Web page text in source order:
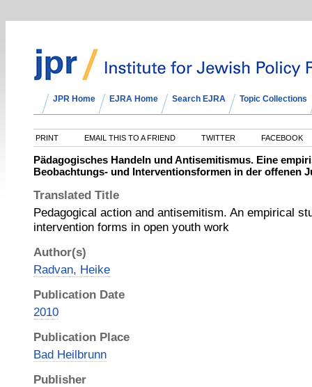
JPR Home EJRA Home Search EJRA Topic Collections
PRINT EMAIL THIS TO A FRIEND TWITTER FACEBOOK
Pädagogisches Handeln und Antisemitismus. Eine
Beobachtungs- und Interventionsformen in der offenen
Translated Title
Pedagogical action and antisemitism. An empirical
intervention forms in open youth work
Author(s)
Radvan, Heike
Publication Date
2010
Publication Place
Bad Heilbrunn
Publisher